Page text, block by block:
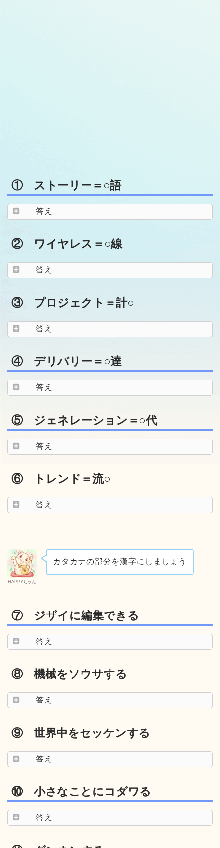
① ストーリー＝○語
答え
② ワイヤレス＝○線
答え
③ プロジェクト＝計○
答え
④ デリバリー＝○達
答え
⑤ ジェネレーション＝○代
答え
⑥ トレンド＝流○
答え
HAPPYちゃん
カタカナの部分を漢字にしましょう
⑦ ジザイに編集できる
答え
⑧ 機械をソウサする
答え
⑨ 世界中をセッケンする
答え
⑩ 小さなことにコダワる
答え